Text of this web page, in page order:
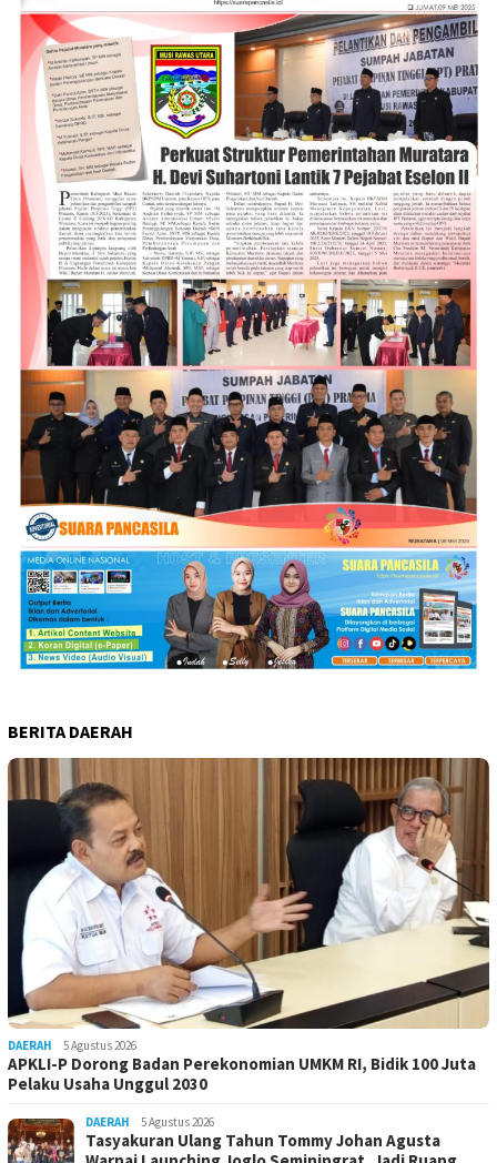
BERITA DAERAH
DAERAH 5 Agustus 2026
APKLI-P Dorong Badan Perekonomian UMKM RI, Bidik 100 Juta
Pelaku Usaha Unggul 2030
DAERAH 5 Agustus 2026
Tasyakuran Ulang Tahun Tommy Johan Agusta